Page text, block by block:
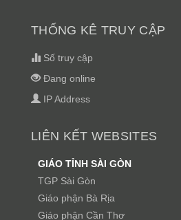
THỐNG KÊ TRUY CẬP
Số truy cập
Đang online
IP Address
LIÊN KẾT WEBSITES
GIÁO TỈNH SÀI GÒN
TGP Sài Gòn
Giáo phận Bà Rịa
Giáo phận Cần Thơ